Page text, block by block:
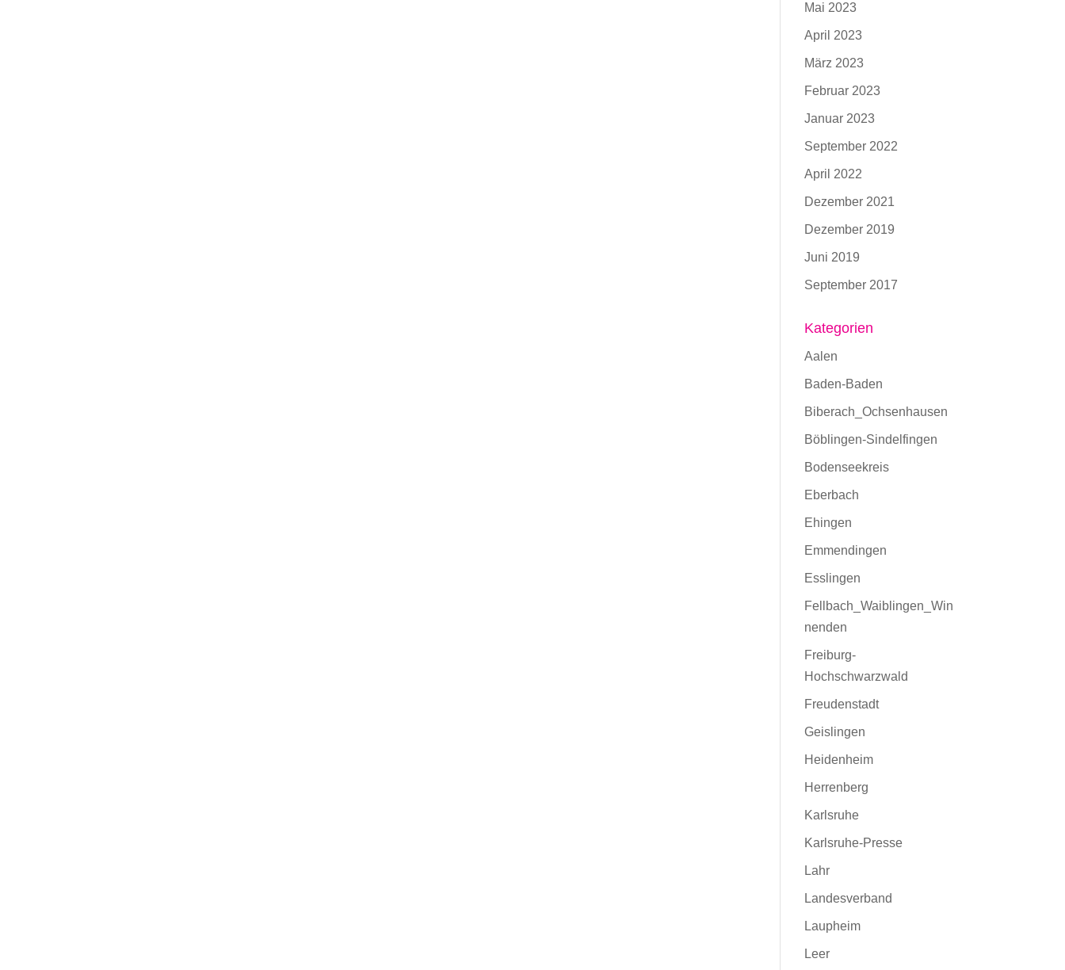
Mai 2023
April 2023
März 2023
Februar 2023
Januar 2023
September 2022
April 2022
Dezember 2021
Dezember 2019
Juni 2019
September 2017
Kategorien
Aalen
Baden-Baden
Biberach_Ochsenhausen
Böblingen-Sindelfingen
Bodenseekreis
Eberbach
Ehingen
Emmendingen
Esslingen
Fellbach_Waiblingen_Win
nenden
Freiburg-
Hochschwarzwald
Freudenstadt
Geislingen
Heidenheim
Herrenberg
Karlsruhe
Karlsruhe-Presse
Lahr
Landesverband
Laupheim
Leer